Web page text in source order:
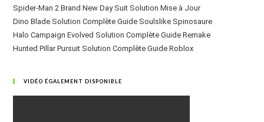
Spider-Man 2 Brand New Day Suit Solution Mise à Jour
Dino Blade Solution Complète Guide Soulslike Spinosaure
Halo Campaign Evolved Solution Complète Guide Remake
Hunted Pillar Pursuit Solution Complète Guide Roblox
VIDÉO ÉGALEMENT DISPONIBLE